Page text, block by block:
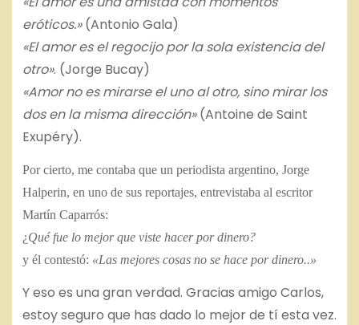
eróticos.»(Antonio Gala)
«El amor es el regocijo por la sola existencia del
otro». (Jorge Bucay)
«Amor no es mirarse el uno al otro, sino mirar los
dos en la misma dirección»(Antoine de Saint
Exupéry).
Por cierto, me contaba que un periodista argentino, Jorge
Halperin, en uno de sus reportajes, entrevistaba al escritor
Martín Caparrós:
¿Qué fue lo mejor que viste hacer por dinero?
y él contestó: «Las mejores cosas no se hace por dinero..»
Y eso es una gran verdad. Gracias amigo Carlos,
estoy seguro que has dado lo mejor de tí esta vez.